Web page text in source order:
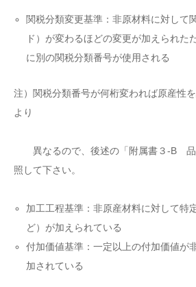
関税分類変更基準：非原材料に対して
ド）が変わるほどの変更が加えられた
に別の関税分類番号が使用される
注）関税分類番号が何桁変われば原産性
より
異なるので、後述の「附属書３-B 品
照して下さい。
加工工程基準：非原産材料に対して特
ど）が加えられている
付加価値基準：一定以上の付加価値が
加されている